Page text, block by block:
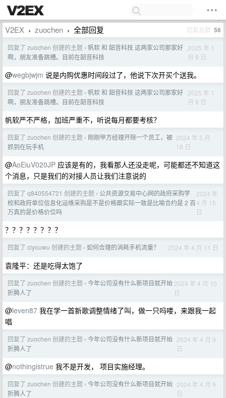
V2EX › zuochen › 全部回复 回复总数 56
回复了 zuochen 创建的主题 › 帆软 和 韶音科技 这两家公司那家好
啊，朋友准备跳槽。目前在韶音科技
2025 年 1
月 9 日
@wegbjwjm 说是内购优惠时间段过了，他说下次开买个送我。
回复了 zuochen 创建的主题 › 帆软 和 韶音科技 这两家公司那家好
啊，朋友准备跳槽。目前在韶音科技
2025 年 1
月 9 日
帆软严不严格，加班严重不，听说每月都要考核？
回复了 zuochen 创建的主题 › 刚刚甲方经理开除一个员工，被
抓到在玩手机
2024 年 5 月
16 日
@AoEiuV020JP 应该是有的，我看那人还没走呢，可能都还不知道这
个消息，只是我们的对接人员让我们注意说的
回复了 q840554721 创建的主题 › 公共资源交易中心网的政府采购学
校和政府单位信息化运维采购是不是价格跟实际一致是比喻合约是 2 百
万真的是价格价位吗
2024 年
4 月 15
日
？？？？？？？？
回复了 ciyouwu 创建的主题 › 如何合理的消耗手机流量？ 2024 年 4 月 11 日
袁隆平：还是吃得太饱了
回复了 zuochen 创建的主题 › 今年公司没有什么新项目就开始
折腾人了
2024 年 4 月 10
日
@leven87 我在学一首新歌调整情绪了叫，做一只吗喽，来跟我一起
唱
回复了 zuochen 创建的主题 › 今年公司没有什么新项目就开始
折腾人了
2024 年 4 月 9
日
@nothingistrue 我不是开发， 项目实施经理。
回复了 zuochen 创建的主题 › 今年公司没有什么新项目就开始
折腾人了
2024 年 4 月 9
日